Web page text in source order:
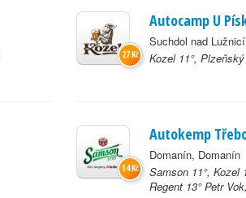
Autocamp U
Suchdol nad
Kozel 11°,
27 Kč
Autokemp
Domanín, Domanín
Samson 11°, Kozel
Regent 13° Petr
34 Kč